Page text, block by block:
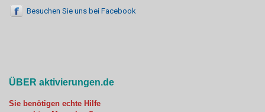
Besuchen Sie uns bei Facebook
ÜBER aktivierungen.de
Sie benötigen echte Hilfe